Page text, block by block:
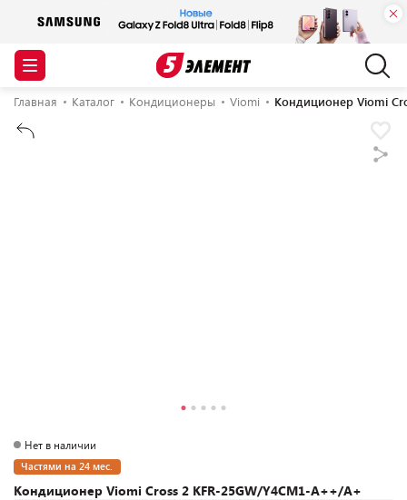
Главная Каталог Кондиционеры Viomi Кондиционер Viomi
Кондиционер Viomi Cross 2 KFR-25GW/Y4CM1-A++/A+
Нет в наличии
Частями на 24 мес.